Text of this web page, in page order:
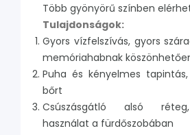
Több gyönyörű színben
Tulajdonságok:
Gyors vízfelszívás, gyors
memóriahabnak
Puha és kényelmes
bőrt
Csúszásgátló alsó
használat a fürdőszobában